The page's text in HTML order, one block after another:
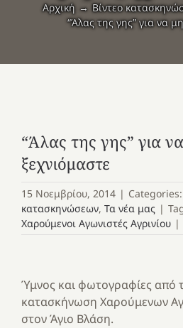
Αρχική Βίντεο
“Άλας της γης” για να
“Άλας της γης” για
ξεχνιόμαστε
15 Νοεμβρίου, 2014 | Categories:
κατασκηνώσεων, Τα νέα μας |
Χαρούμενοι Αγωνιστές Αγρινίου |
Ύμνος και φωτογραφίες από
κατασκήνωση Χαρούμενων
στον Άγιο Βλάση.